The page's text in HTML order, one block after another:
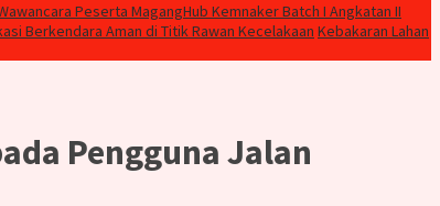
Peserta MagangHub Kemnaker Batch I Angkatan II
Berkendara Aman di Titik Rawan Kecelakaan Kebakaran Lahan
Pengguna Jalan